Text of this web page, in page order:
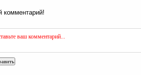
комментарий!